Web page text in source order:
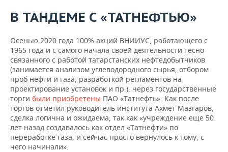
В ТАНДЕМЕ С «ТАТНЕФТЬЮ»
Осенью 2020 года 100% акций ВНИИУС, работающего с
1965 года и с самого начала своей деятельности тесно
связанного с работой татарстанских нефтедобытчиков
(занимается анализом углеводородного сырья, отбором
проб нефти и газа, разработкой регламентов на
проектирование установок и пр.), через государственные
торги были приобретены ПАО «Татнефть». Как после
торгов отметил руководитель института Ахмет Мазгаров,
сделка логична и ожидаема, так как «учреждение еще 50
лет назад создавалось как отдел «Татнефти» по
переработке газа, и сейчас просто вернулось к тому, с
чего начинали».